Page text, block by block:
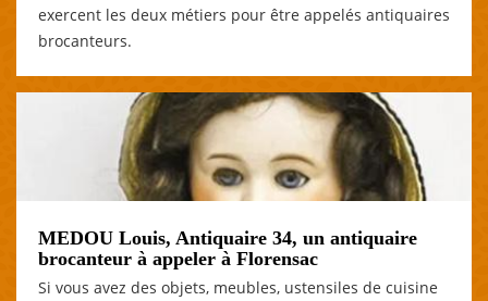
exercent les deux métiers pour être appelés antiquaires
brocanteurs.
MEDOU Louis, Antiquaire 34, un antiquaire
brocanteur à appeler à Florensac
Si vous avez des objets, meubles, ustensiles de cuisine